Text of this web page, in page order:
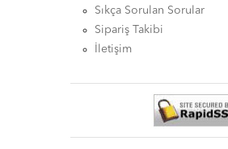
Sıkça Sorulan Sorular
Sipariş Takibi
İletişim